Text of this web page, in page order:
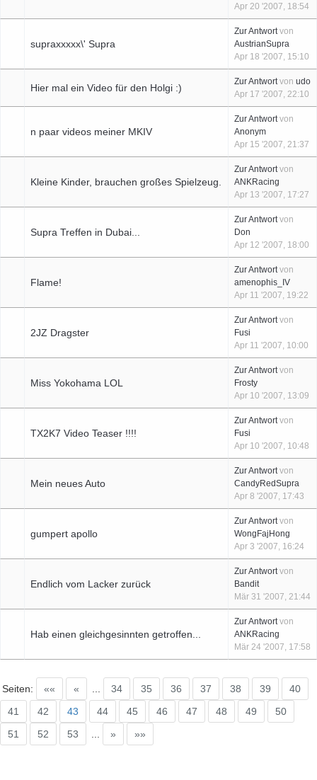
Apr 20 '2007, 18:54
supraxxxxx\' Supra
Zur Antwortvon
AustrianSupra
Apr 18 '2007, 15:10
Hier mal ein Video für den Holgi :)
Zur Antwortvon udo
Apr 17 '2007, 22:10
n paar videos meiner MKIV
Zur Antwortvon
Anonym
Apr 15 '2007, 21:37
Kleine Kinder, brauchen großes Spielzeug.
Zur Antwortvon
ANKRacing
Apr 13 '2007, 17:27
Supra Treffen in Dubai...
Zur Antwortvon
Don
Apr 12 '2007, 18:00
Flame!
Zur Antwortvon
amenophis_IV
Apr 11 '2007, 19:22
2JZ Dragster
Zur Antwortvon
Fusi
Apr 11 '2007, 10:00
Miss Yokohama LOL
Zur Antwortvon
Frosty
Apr 10 '2007, 13:09
TX2K7 Video Teaser !!!!
Zur Antwortvon
Fusi
Apr 10 '2007, 10:48
Mein neues Auto
Zur Antwortvon
CandyRedSupra
Apr 8 '2007, 17:43
gumpert apollo
Zur Antwortvon
WongFajHong
Apr 3 '2007, 16:24
Endlich vom Lacker zurück
Zur Antwortvon
Bandit
Mär 31 '2007, 21:44
Hab einen gleichgesinnten getroffen...
Zur Antwortvon
ANKRacing
Mär 24 '2007, 17:58
Seiten: «« « 34 35 36 37 38 39
40
41
42 43 44 45 46 47 48 49
50
51
52 53 » »»